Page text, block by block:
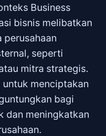
Business
bisnis melibatkan
perusahaan
seperti
mitra strategis.
untuk menciptakan
bagi
dan meningkatkan